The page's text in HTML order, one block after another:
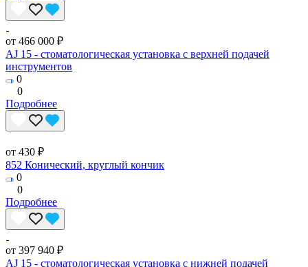
от 466 000 ₽
AJ 15 - стоматологическая установка с верхней подачей
инструментов
0
0
Подробнее
от 430 ₽
852 Конический, круглый кончик
0
0
Подробнее
от 397 940 ₽
AJ 15 - стоматологическая установка с нижней подачей